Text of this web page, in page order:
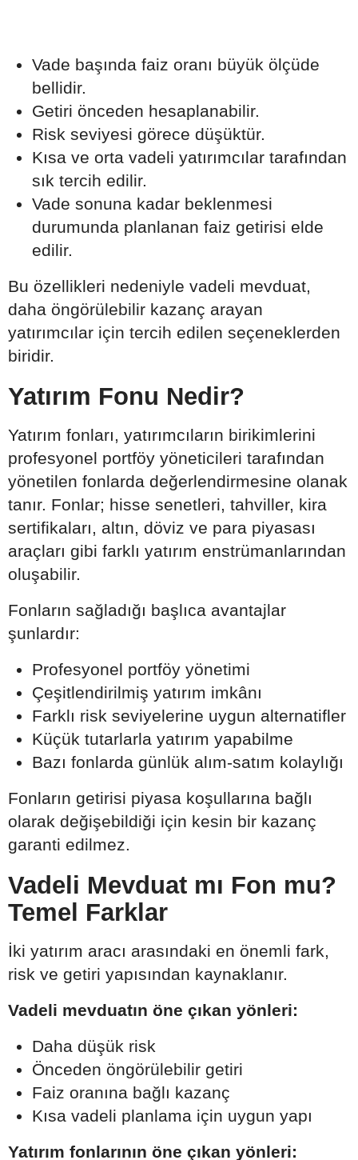
Vade başında faiz oranı büyük ölçüde
bellidir.
Getiri önceden hesaplanabilir.
Risk seviyesi görece düşüktür.
Kısa ve orta vadeli yatırımcılar tarafından
sık tercih edilir.
Vade sonuna kadar beklenmesi
durumunda planlanan faiz getirisi elde
edilir.
Bu özellikleri nedeniyle vadeli mevduat,
daha öngörülebilir kazanç arayan
yatırımcılar için tercih edilen seçeneklerden
biridir.
Yatırım Fonu Nedir?
Yatırım fonları, yatırımcıların birikimlerini
profesyonel portföy yöneticileri tarafından
yönetilen fonlarda değerlendirmesine olanak
tanır. Fonlar; hisse senetleri, tahviller, kira
sertifikaları, altın, döviz ve para piyasası
araçları gibi farklı yatırım enstrümanlarından
oluşabilir.
Fonların sağladığı başlıca avantajlar
şunlardır:
Profesyonel portföy yönetimi
Çeşitlendirilmiş yatırım imkânı
Farklı risk seviyelerine uygun alternatifler
Küçük tutarlarla yatırım yapabilme
Bazı fonlarda günlük alım-satım kolaylığı
Fonların getirisi piyasa koşullarına bağlı
olarak değişebildiği için kesin bir kazanç
garanti edilmez.
Vadeli Mevduat mı Fon mu?
Temel Farklar
İki yatırım aracı arasındaki en önemli fark,
risk ve getiri yapısından kaynaklanır.
Vadeli mevduatın öne çıkan yönleri:
Daha düşük risk
Önceden öngörülebilir getiri
Faiz oranına bağlı kazanç
Kısa vadeli planlama için uygun yapı
Yatırım fonlarının öne çıkan yönleri: